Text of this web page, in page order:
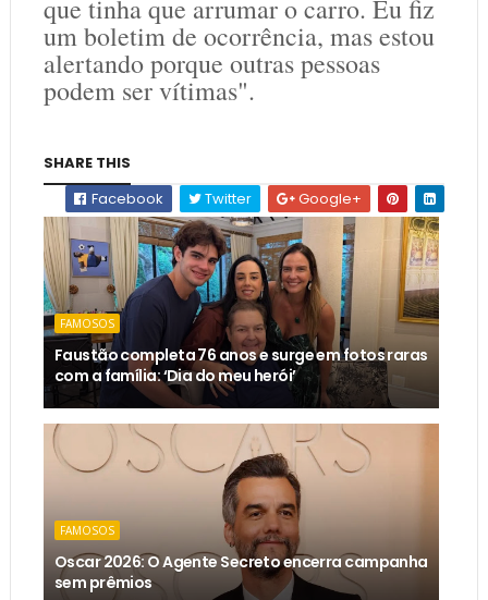
que tinha que arrumar o carro. Eu fiz
um boletim de ocorrência, mas estou
alertando porque outras pessoas
podem ser vítimas".
SHARE THIS
Facebook
Twitter Google+
FAMOSOS
Faustão completa 76 anos e surge em fotos raras
com a família: ‘Dia do meu herói’
FAMOSOS
Oscar 2026: O Agente Secreto encerra campanha
sem prêmios